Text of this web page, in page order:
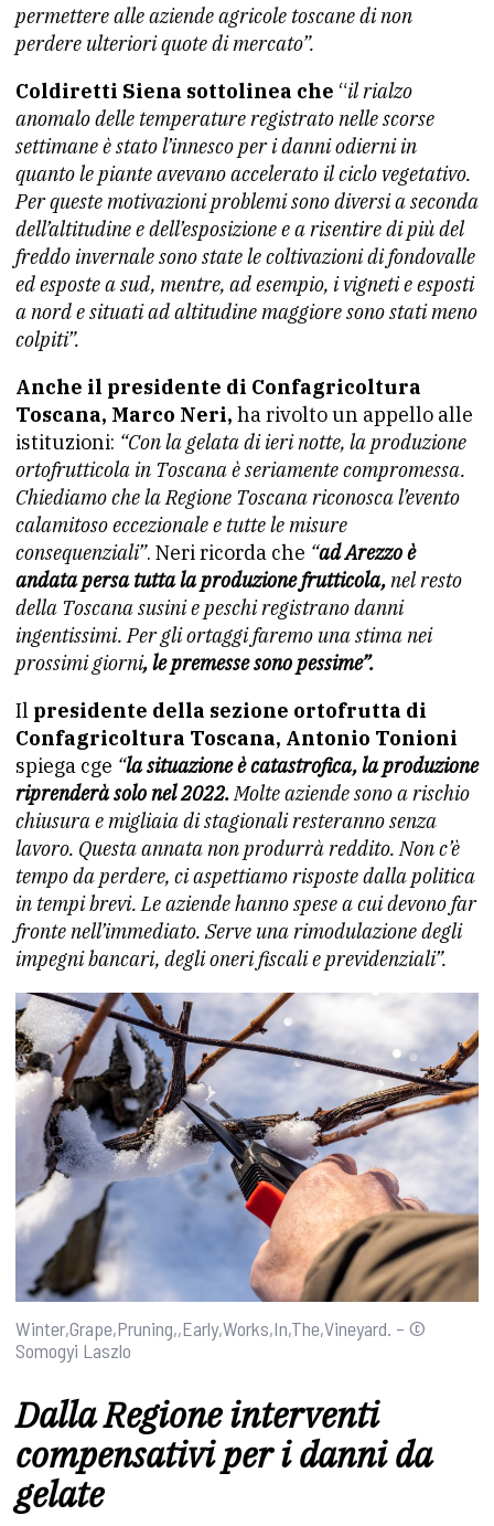
permettere alle aziende agricole toscane di non
perdere ulteriori quote di mercato”.
Coldiretti Siena sottolinea che “il rialzo
anomalo delle temperature registrato nelle scorse
settimane è stato l’innesco per i danni odierni in
quanto le piante avevano accelerato il ciclo vegetativo.
Per queste motivazioni problemi sono diversi a seconda
dell’altitudine e dell’esposizione e a risentire di più del
freddo invernale sono state le coltivazioni di fondovalle
ed esposte a sud, mentre, ad esempio, i vigneti e esposti
a nord e situati ad altitudine maggiore sono stati meno
colpiti”.
Anche il presidente di Confagricoltura
Toscana, Marco Neri, ha rivolto un appello alle
istituzioni: “Con la gelata di ieri notte, la produzione
ortofrutticola in Toscana è seriamente compromessa.
Chiediamo che la Regione Toscana riconosca l’evento
calamitoso eccezionale e tutte le misure
consequenziali”. Neri ricorda che “ad Arezzo è
andata persa tutta la produzione frutticola,nel resto
della Toscana susini e peschi registrano danni
ingentissimi. Per gli ortaggi faremo una stima nei
prossimi giorni, le premesse sono pessime”.
Il presidente della sezione ortofrutta di
Confagricoltura Toscana, Antonio Tonioni
spiega cge “la situazione è catastrofica, la produzione
riprenderà solo nel 2022.Molte aziende sono a rischio
chiusura e migliaia di stagionali resteranno senza
lavoro. Questa annata non produrrà reddito. Non c’è
tempo da perdere, ci aspettiamo risposte dalla politica
in tempi brevi. Le aziende hanno spese a cui devono far
fronte nell’immediato. Serve una rimodulazione degli
impegni bancari, degli oneri fiscali e previdenziali”.
Winter,Grape,Pruning,,Early,Works,In,The,Vineyard. – ©
Somogyi Laszlo
Dalla Regione interventi
compensativi per i danni da
gelate